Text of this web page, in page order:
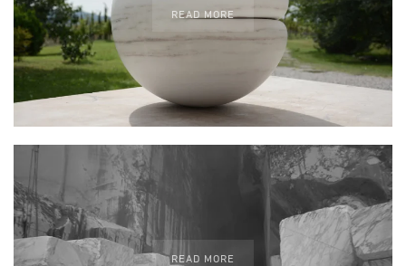
READ MORE
READ MORE